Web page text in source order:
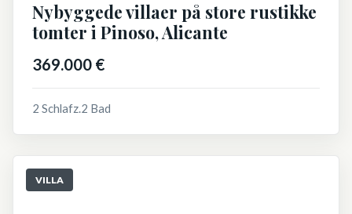
Nybyggede villaer på store rustikke
tomter i Pinoso, Alicante
369.000 €
2 Schlafz.2 Bad
VILLA